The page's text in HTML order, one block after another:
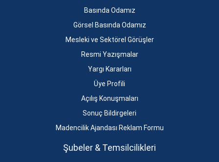
Basında Odamız
Görsel Basında Odamız
Mesleki ve Sektörel Görüşler
Resmi Yazışmalar
Yargı Kararları
Üye Profili
Açılış Konuşmaları
Sonuç Bildirgeleri
Madencilik Ajandası Reklam Formu
Şubeler & Temsilcilikleri